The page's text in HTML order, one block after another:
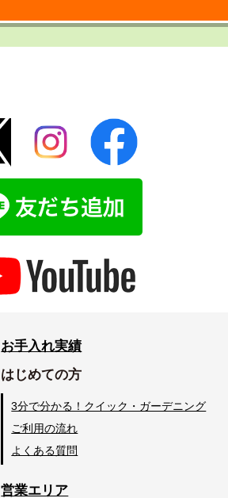
お手入れ実績
はじめての方
3分で分かる！クイック・ガーデニング
ご利用の流れ
よくある質問
営業エリア